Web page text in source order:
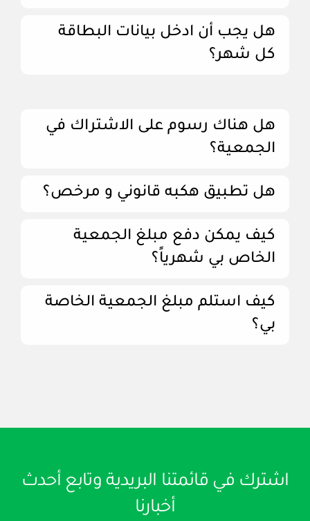
هل يجب أن ادخل بيانات البطاقة
كل شهر؟
هل هناك رسوم على الاشتراك في
الجمعية؟
هل تطبيق هكبه قانوني و مرخص؟
كيف يمكن دفع مبلغ الجمعية
الخاص بي شهرياً؟
كيف استلم مبلغ الجمعية الخاصة
بي؟
اشترك في قائمتنا البريدية وتابع أحدث
أخبارنا